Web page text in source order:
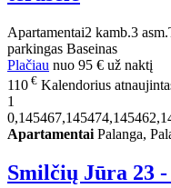
Apartamentai2 kamb.3 asm.
parkingas Baseinas
Plačiau nuo 95 € už naktį
110 € Kalendorius
1
Apartamentai Palanga,
Smilčių Jūra 23